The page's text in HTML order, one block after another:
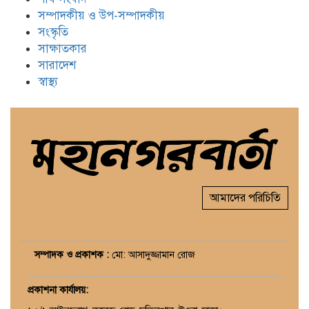
সম্পাদকীয় ও উপ-সম্পাদকীয়
সংস্কৃতি
সাক্ষাতকার
সারাদেশ
স্বাস্থ্য
আমাদের পরিচিতি
সম্পাদক ও প্রকাশক : মো: আসাদুজ্জামান রোজ
প্রকাশনা কার্যালয়: